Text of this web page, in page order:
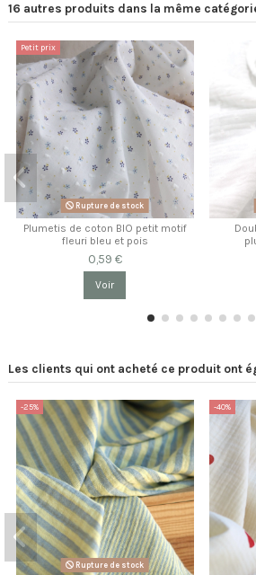
16 autres produits dans la même
Petit prix
Rupture de stock
Plumetis de coton BIO petit motif
fleuri bleu et pois
0,59 €
Voir
Les clients qui ont acheté ce produit ont
-25%
Rupture de stock
-40%